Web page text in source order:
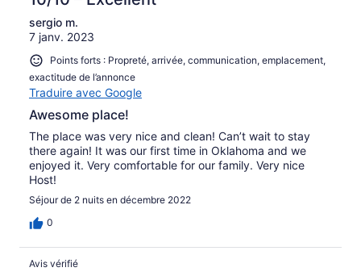
sergio m.
7 janv. 2023
Points forts : Propreté, arrivée, communication, emplacement,
exactitude de l’annonce
Traduire avec Google
Awesome place!
The place was very nice and clean! Can’t wait to stay
there again! It was our first time in Oklahoma and we
enjoyed it. Very comfortable for our family. Very nice
Host!
Séjour de 2 nuits en décembre 2022
0
Avis vérifié